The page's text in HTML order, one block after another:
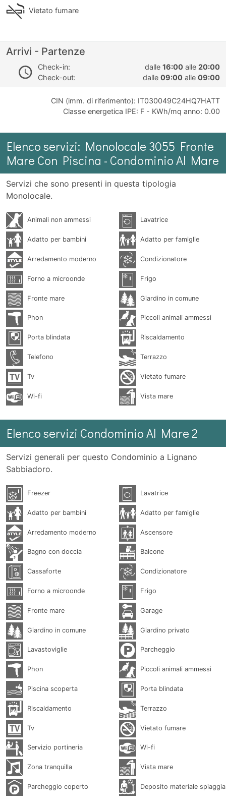
Vietato fumare
Arrivi - Partenze
Check-in: dalle 16:00 alle 20:00
Check-out:
dalle 09:00 alle 09:00
CIN (imm. di riferimento): IT030049C24HQ7HATT
Classe energetica IPE: F - KWh/mq anno: 0.00
Elenco servizi: Monolocale 3055 Fronte
Mare Con Piscina - Condominio Al Mare
Servizi che sono presenti in questa tipologia
Monolocale.
Animali non ammessi Lavatrice
Adatto per bambini Adatto per famiglie
Arredamento moderno Condizionatore
Forno a microonde Frigo
Fronte mare Giardino in comune
Phon Piccoli animali ammessi
Porta blindata Riscaldamento
Telefono Terrazzo
Tv Vietato fumare
Wi-fi Vista mare
Elenco servizi Condominio Al Mare 2
Servizi generali per questo Condominio a Lignano
Sabbiadoro.
Freezer Lavatrice
Adatto per bambini Adatto per famiglie
Arredamento moderno Ascensore
Bagno con doccia Balcone
Cassaforte Condizionatore
Forno a microonde Frigo
Fronte mare Garage
Giardino in comune Giardino privato
Lavastoviglie Parcheggio
Phon Piccoli animali ammessi
Piscina scoperta Porta blindata
Riscaldamento Terrazzo
Tv Vietato fumare
Servizio portineria Wi-fi
Zona tranquilla Vista mare
Parcheggio coperto Deposito materiale spiaggia